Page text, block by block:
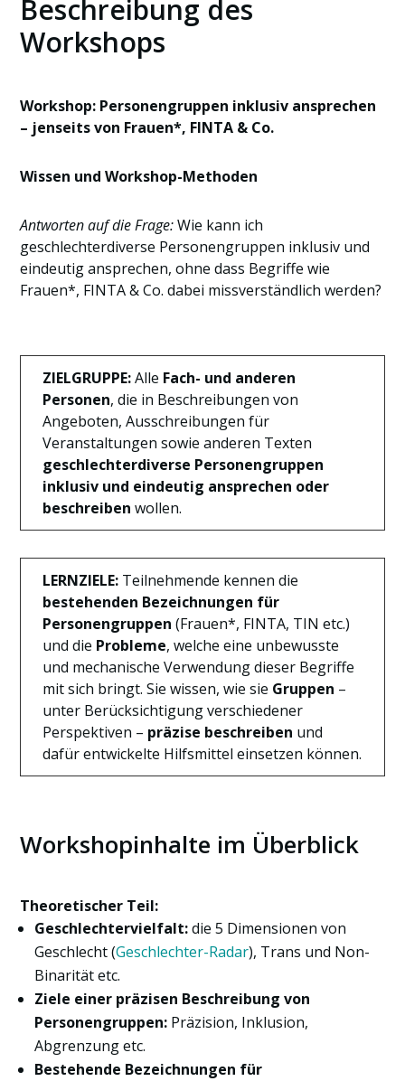
Beschreibung des
Workshops
Workshop: Personengruppen inklusiv ansprechen
– jenseits von Frauen*, FINTA & Co.
Wissen und Workshop-Methoden
Antworten auf die Frage:Wie kann ich
geschlechterdiverse Personengruppen inklusiv und
eindeutig ansprechen, ohne dass Begriffe wie
Frauen*, FINTA & Co. dabei missverständlich werden?
ZIELGRUPPE:Alle Fach- und anderen
Personen, die in Beschreibungen von
Angeboten, Ausschreibungen für
Veranstaltungen sowie anderen Texten
geschlechterdiverse Personengruppen
inklusiv und eindeutig ansprechen oder
beschreiben wollen.
LERNZIELE: Teilnehmende kennen die
bestehenden Bezeichnungen für
Personengruppen (Frauen*, FINTA, TIN etc.)
und die Probleme, welche eine unbewusste
und mechanische Verwendung dieser Begriffe
mit sich bringt. Sie wissen, wie sie Gruppen –
unter Berücksichtigung verschiedener
Perspektiven – präzise beschreiben und
dafür entwickelte Hilfsmittel einsetzen können.
Workshopinhalte im Überblick
Theoretischer Teil:
Geschlechtervielfalt:die 5 Dimensionen von
Geschlecht (Geschlechter-Radar), Trans und Non-
Binarität etc.
Ziele einer präzisen Beschreibung von
Personengruppen: Präzision, Inklusion,
Abgrenzung etc.
Bestehende Bezeichnungen für